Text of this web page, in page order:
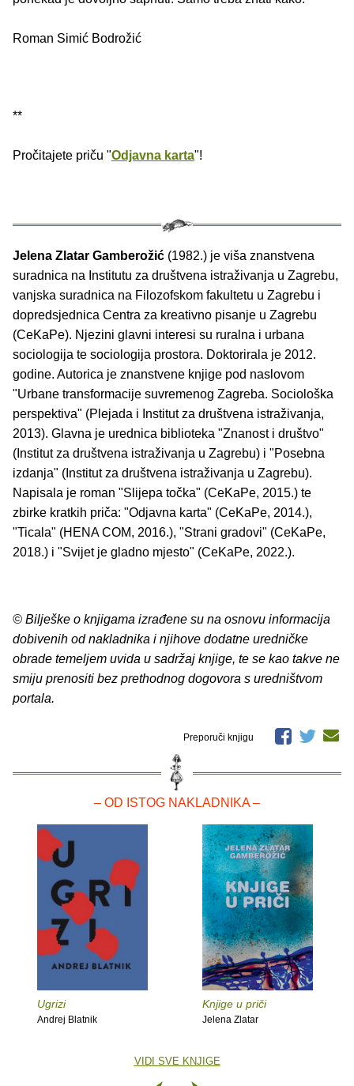
Roman Simić Bodrožić
**
Pročitajete priču "Odjavna karta"!
Jelena Zlatar Gamberožić (1982.) je viša znanstvena
suradnica na Institutu za društvena istraživanja u Zagrebu,
vanjska suradnica na Filozofskom fakultetu u Zagrebu i
dopredsjednica Centra za kreativno pisanje u Zagrebu
(CeKaPe). Njezini glavni interesi su ruralna i urbana
sociologija te sociologija prostora. Doktorirala je 2012.
godine. Autorica je znanstvene knjige pod naslovom
"Urbane transformacije suvremenog Zagreba. Sociološka
perspektiva" (Plejada i Institut za društvena istraživanja,
2013). Glavna je urednica biblioteka "Znanost i društvo"
(Institut za društvena istraživanja u Zagrebu) i "Posebna
izdanja" (Institut za društvena istraživanja u Zagrebu).
Napisala je roman "Slijepa točka" (CeKaPe, 2015.) te
zbirke kratkih priča: "Odjavna karta" (CeKaPe, 2014.),
"Ticala" (HENA COM, 2016.), "Strani gradovi" (CeKaPe,
2018.) i "Svijet je gladno mjesto" (CeKaPe, 2022.).
© Bilješke o knjigama izrađene su na osnovu informacija
dobivenih od nakladnika i njihove dodatne uredničke
obrade temeljem uvida u sadržaj knjige, te se kao takve ne
smiju prenositi bez prethodnog dogovora s uredništvom
portala.
Preporuči knjigu
– OD ISTOG NAKLADNIKA –
Ugrizi
Andrej Blatnik
Knjige u priči
Jelena Zlatar
VIDI SVE KNJIGE